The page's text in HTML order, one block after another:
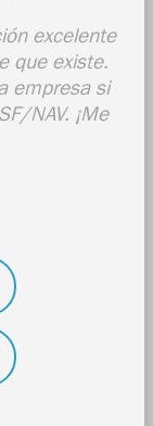
excelente
que existe.
empresa si
NAV. ¡Me